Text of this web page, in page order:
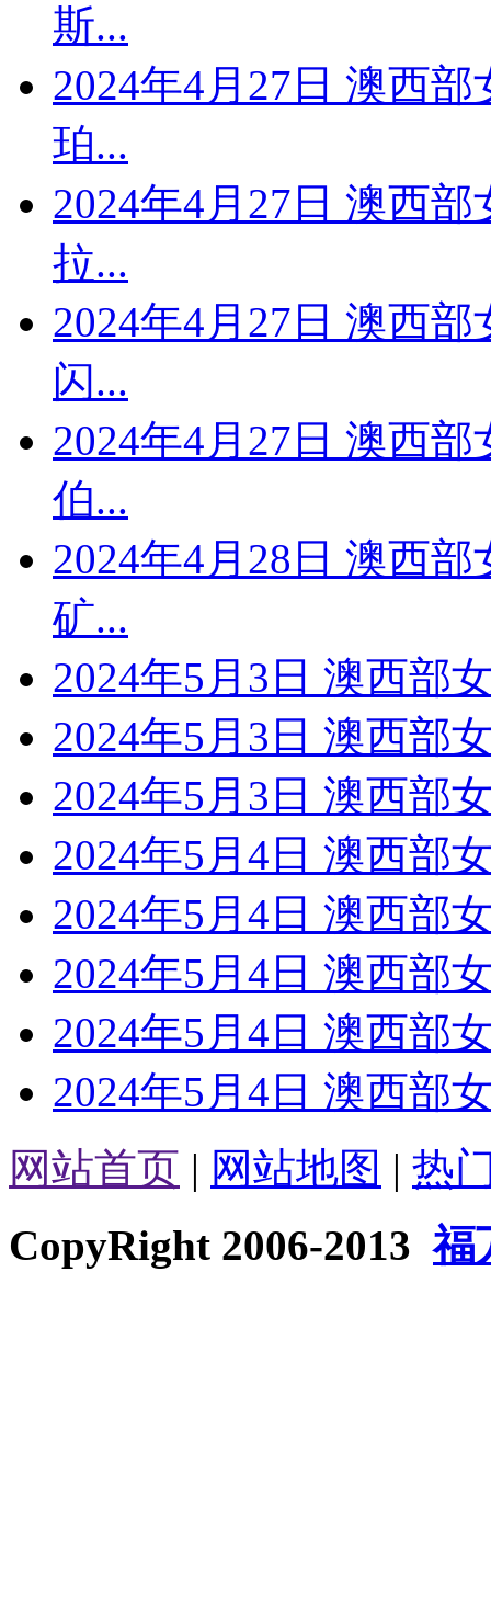
斯...
2024年4月27日 澳西
珀...
2024年4月27日 澳西
拉...
2024年4月27日 澳西
闪...
2024年4月27日 澳西
伯...
2024年4月28日 澳西
矿...
2024年5月3日 澳西部
2024年5月3日 澳西部
2024年5月3日 澳西部
2024年5月4日 澳西部
2024年5月4日 澳西部
2024年5月4日 澳西部
2024年5月4日 澳西部
2024年5月4日 澳西部
网站首页 | 网站地图 | 热
CopyRight 2006-2013福